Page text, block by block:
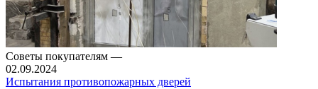
Советы покупателям —
02.09.2024
Испытания противопожарных дверей